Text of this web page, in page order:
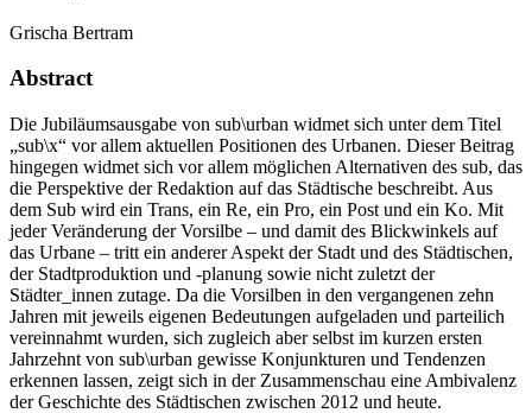
Grischa Bertram
Abstract
Die Jubiläumsausgabe von sub\urban widmet sich unter dem Titel
„sub\x“ vor allem aktuellen Positionen des Urbanen. Dieser Beitrag
hingegen widmet sich vor allem möglichen Alternativen des sub, das
die Perspektive der Redaktion auf das Städtische beschreibt. Aus
dem Sub wird ein Trans, ein Re, ein Pro, ein Post und ein Ko. Mit
jeder Veränderung der Vorsilbe – und damit des Blickwinkels auf
das Urbane – tritt ein anderer Aspekt der Stadt und des Städtischen,
der Stadtproduktion und -planung sowie nicht zuletzt der
Städter_innen zutage. Da die Vorsilben in den vergangenen zehn
Jahren mit jeweils eigenen Bedeutungen aufgeladen und parteilich
vereinnahmt wurden, sich zugleich aber selbst im kurzen ersten
Jahrzehnt von sub\urban gewisse Konjunkturen und Tendenzen
erkennen lassen, zeigt sich in der Zusammenschau eine Ambivalenz
der Geschichte des Städtischen zwischen 2012 und heute.